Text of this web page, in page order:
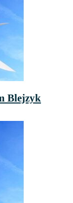
Blejzyk